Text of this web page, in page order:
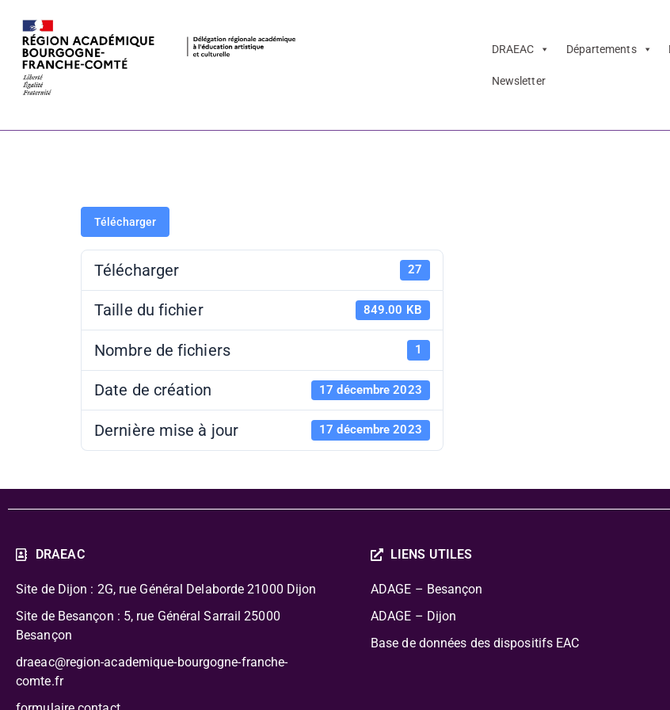
DRAEAC Départements
Newsletter
Télécharger
Télécharger 27
Taille du fichier 849.00 KB
Nombre de fichiers 1
Date de création 17 décembre 2023
Dernière mise à jour 17 décembre 2023
DRAEAC
Site de Dijon : 2G, rue Général Delaborde 21000 Dijon
Site de Besançon : 5, rue Général Sarrail 25000
Besançon
draeac@region-academique-bourgogne-franche-
comte.fr
LIENS UTILES
ADAGE – Besançon
ADAGE – Dijon
Base de données des dispositifs EAC